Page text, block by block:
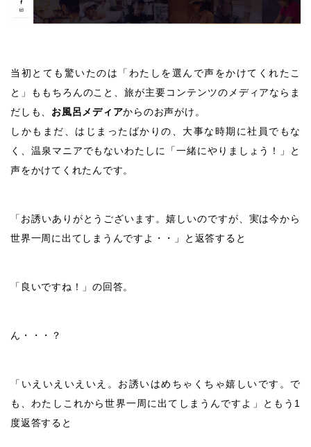
当初とても驚いたのは「わたしを選んで声をかけてくれたこ
と」ももちろんのこと、旅が主要コンテンツのメディアならま
だしも、 お風呂メディアからのお声がけ。
しかもまだ、はじまったばかりの、大事な時期に社員でもな
く、温泉マニアでもないわたしに「一緒にやりましょう！」と
声をかけてくれたんです。
「お誘いありがとうございます。嬉しいのですが、実は今から
世界一周に出てしまうんですよ・・」と返答すると
「良いですね！」の回答。
ん・・・？
「いえいえいえいえ。お誘いはめちゃくちゃ嬉しいです。で
も、わたしこれから世界一周に出てしまうんですよ」ともう1
度返答すると